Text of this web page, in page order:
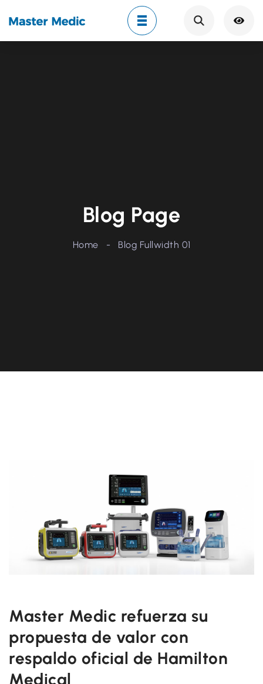
Search
Blog Page
Home - Blog Fullwidth 01
Master Medic refuerza su
propuesta de valor con
respaldo oficial de Hamilton
Medical